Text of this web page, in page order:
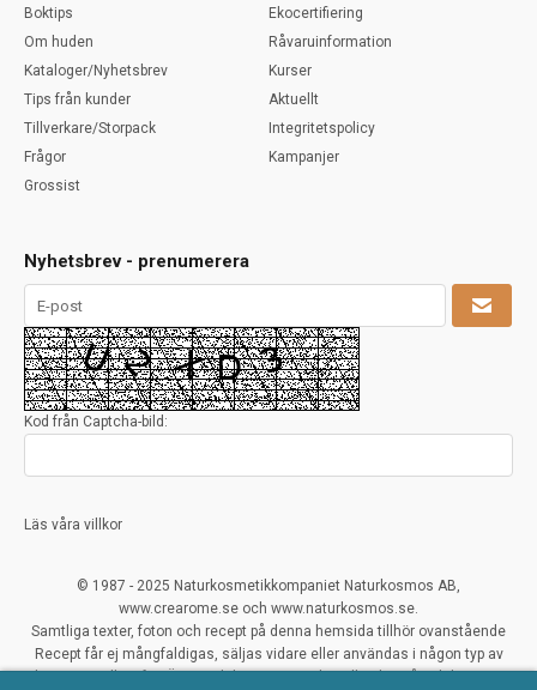
Boktips
Om huden
Kataloger/Nyhetsbrev
Tips från kunder
Tillverkare/Storpack
Frågor
Grossist
Ekocertifiering
Råvaruinformation
Kurser
Aktuellt
Integritetspolicy
Kampanjer
Nyhetsbrev - prenumerera
Kod från Captcha-bild:
Läs våra villkor
© 1987 - 2025 Naturkosmetikkompaniet Naturkosmos AB,
www.crearome.se och www.naturkosmos.se.
Samtliga texter, foton och recept på denna hemsida tillhör ovanstående
Recept får ej mångfaldigas, säljas vidare eller användas i någon typ av